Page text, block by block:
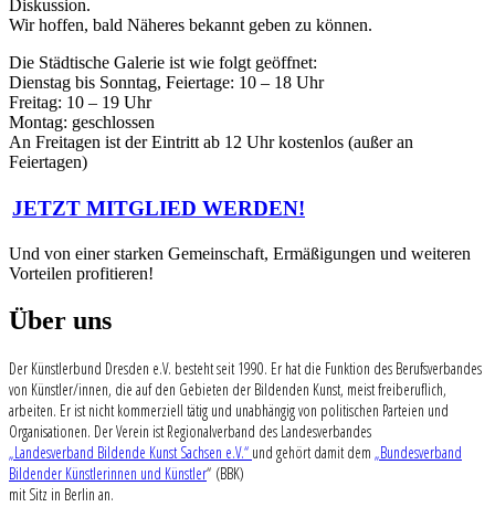
Diskussion.
Wir hoffen, bald Näheres bekannt geben zu können.
Die Städtische Galerie ist wie folgt geöffnet:
Dienstag bis Sonntag, Feiertage: 10 – 18 Uhr
Freitag: 10 – 19 Uhr
Montag: geschlossen
An Freitagen ist der Eintritt ab 12 Uhr kostenlos (außer an
Feiertagen)
JETZT MITGLIED WERDEN!
Und von einer starken Gemeinschaft, Ermäßigungen und weiteren
Vorteilen profitieren!
Über uns
Der Künstlerbund Dresden e.V. besteht seit 1990. Er hat die Funktion des Berufsverbandes
von Künstler/innen, die auf den Gebieten der Bildenden Kunst, meist freiberuflich,
arbeiten. Er ist nicht kommerziell tätig und unabhängig von politischen Parteien und
Organisationen. Der Verein ist Regionalverband des Landesverbandes
„Landesverband Bildende Kunst Sachsen e.V.“ und gehört damit dem „Bundesverband
Bildender Künstlerinnen und Künstler“ (BBK)
mit Sitz in Berlin an.